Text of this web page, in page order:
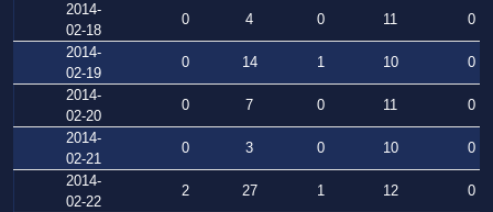
2014-
02-18
0 4 0 11
0
2014-
02-19
0 14 1 10
0
2014-
02-20
0 7 0 11
0
2014-
02-21
0 3 0 10
0
2014-
02-22
2 27 1 12
0